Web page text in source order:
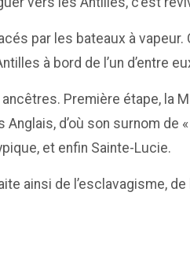
par les bateaux à
à bord de l’un d’entre
Première étape, la
d’où son surnom
et enfin Sainte-Lucie.
ainsi de l’esclavagisme,